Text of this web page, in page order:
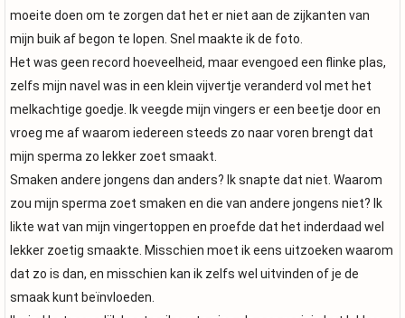
moeite doen om te zorgen dat het er niet aan de zijkanten van
mijn buik af begon te lopen. Snel maakte ik de foto.
Het was geen record hoeveelheid, maar evengoed een flinke plas,
zelfs mijn navel was in een klein vijvertje veranderd vol met het
melkachtige goedje. Ik veegde mijn vingers er een beetje door en
vroeg me af waarom iedereen steeds zo naar voren brengt dat
mijn sperma zo lekker zoet smaakt.
Smaken andere jongens dan anders? Ik snapte dat niet. Waarom
zou mijn sperma zoet smaken en die van andere jongens niet? Ik
likte wat van mijn vingertoppen en proefde dat het inderdaad wel
lekker zoetig smaakte. Misschien moet ik eens uitzoeken waarom
dat zo is dan, en misschien kan ik zelfs wel uitvinden of je de
smaak kunt beïnvloeden.